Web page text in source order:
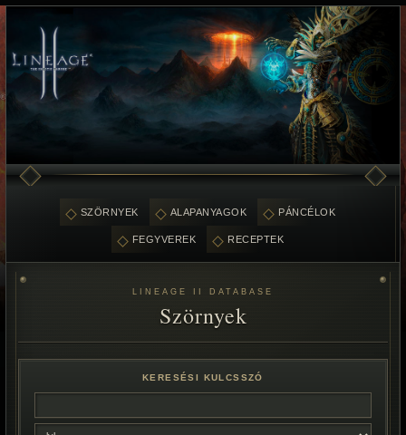
SZÖRNYEK ALAPANYAGOK PÁNCÉLOK
FEGYVEREK RECEPTEK
LINEAGE II DATABASE
Szörnyek
KERESÉSI KULCSSZÓ